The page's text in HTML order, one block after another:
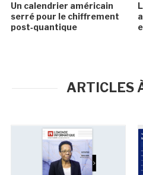
Un calendrier américain
serré pour le chiffrement
post‑quantique
ARTICLES